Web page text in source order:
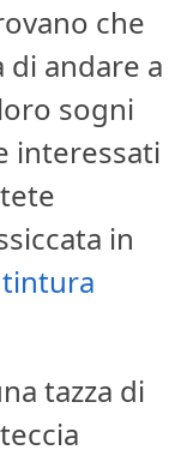
che
andare a
sogni
interessati
in
tintura
tazza di